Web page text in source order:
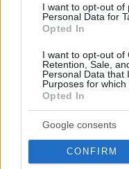
I want to opt-out of
Personal Data for
Opted In
I want to opt-out of
Retention, Sale,
Personal Data that
Purposes for which
Opted In
Google consents
CONFIRM
ΣΥΡΙΖΑ - Καλύτερα να
η Χαρ. Τρικούπη
22.05.2023, 17:20